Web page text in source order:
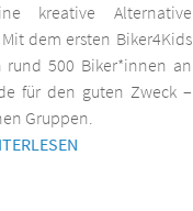
kreative Alternative
dem ersten Biker4Kids
rund 500 Biker*innen an
für den guten Zweck –
Gruppen.